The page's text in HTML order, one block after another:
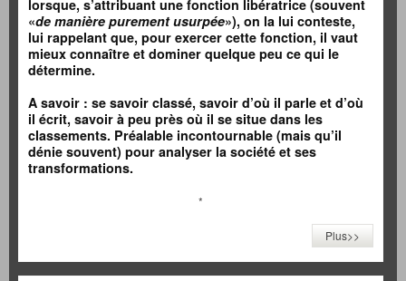
lorsque, s’attribuant une fonction libératrice (souvent
«de manière purement usurpée»), on la lui conteste,
lui rappelant que, pour exercer cette fonction, il vaut
mieux connaître et dominer quelque peu ce qui le
détermine.
A savoir : se savoir classé, savoir d’où il parle et d’où
il écrit, savoir à peu près où il se situe dans les
classements. Préalable incontournable (mais qu’il
dénie souvent) pour analyser la société et ses
transformations.
*
Plus>>